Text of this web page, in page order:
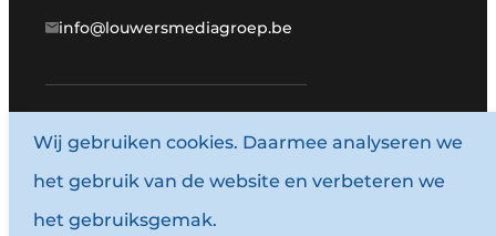
info@louwersmediagroep.be
www.louwersmediagroep.com
© 1987 - 2026 Louwersmediagroep.
Algemene voorwaarden
Wij gebruiken cookies. Daarmee analyseren we
het gebruik van de website en verbeteren we
het gebruiksgemak.